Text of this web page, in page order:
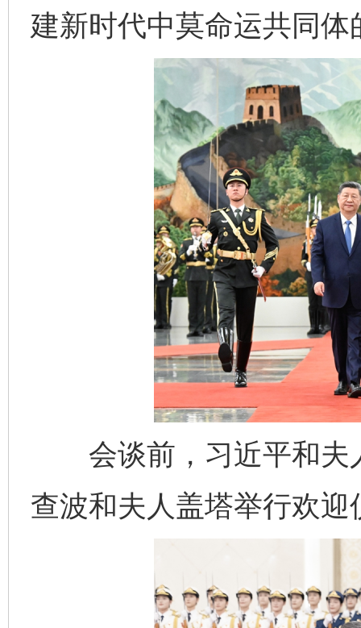
建新时代中莫命运共同体
会谈前，习近平和夫
查波和夫人盖塔举行欢迎